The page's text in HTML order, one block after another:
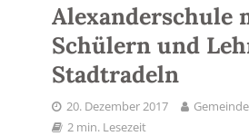
Alexanderschule
Schülern und
Stadtradeln
20. Dezember 2017
2 min. Lesezeit